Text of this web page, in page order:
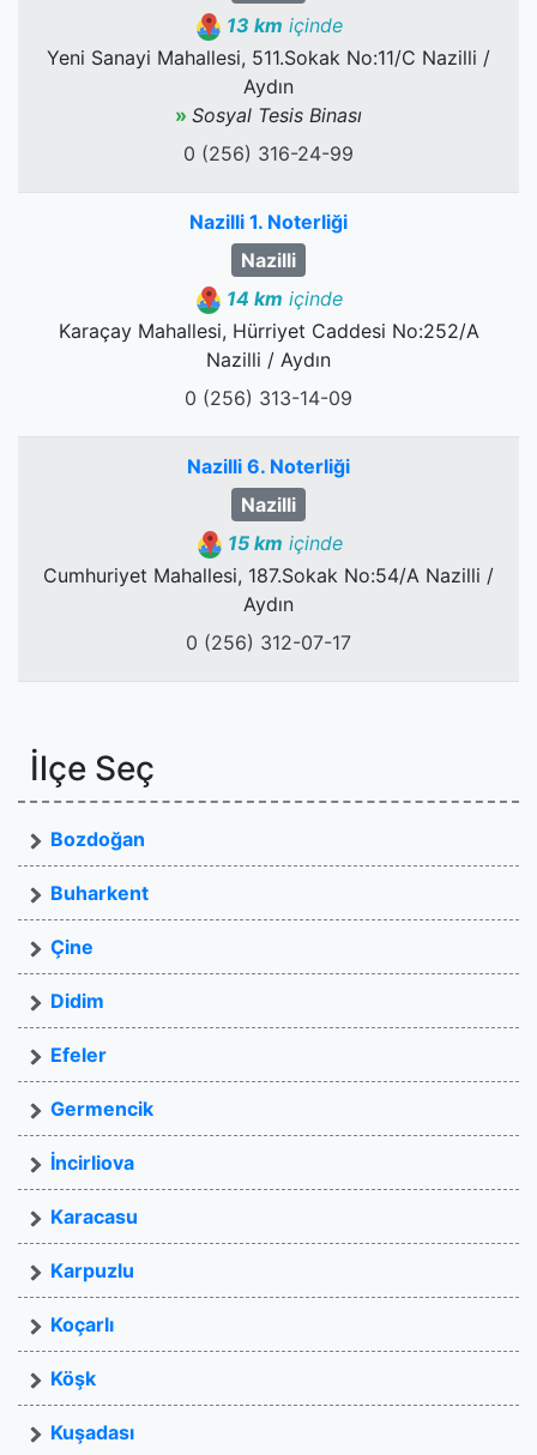
13 km içinde
Yeni Sanayi Mahallesi, 511.Sokak No:11/C Nazilli /
Aydın
» Sosyal Tesis Binası
0 (256) 316-24-99
Nazilli 1. Noterliği
Nazilli
14 km içinde
Karaçay Mahallesi, Hürriyet Caddesi No:252/A
Nazilli / Aydın
0 (256) 313-14-09
Nazilli 6. Noterliği
Nazilli
15 km içinde
Cumhuriyet Mahallesi, 187.Sokak No:54/A Nazilli /
Aydın
0 (256) 312-07-17
İlçe Seç
Bozdoğan
Buharkent
Çine
Didim
Efeler
Germencik
İncirliova
Karacasu
Karpuzlu
Koçarlı
Köşk
Kuşadası